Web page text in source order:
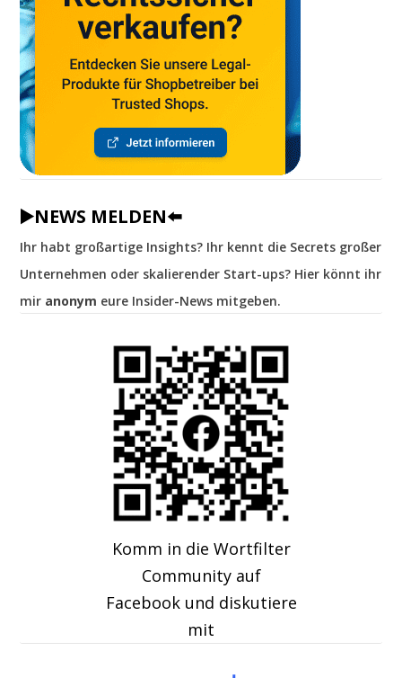
▶️NEWS MELDEN⬅️
Ihr habt großartige Insights? Ihr kennt die Secrets großer
Unternehmen oder skalierender Start-ups? Hier könnt ihr
mir anonym eure Insider-News mitgeben.
Komm in die Wortfilter
Community auf
Facebook und diskutiere
mit